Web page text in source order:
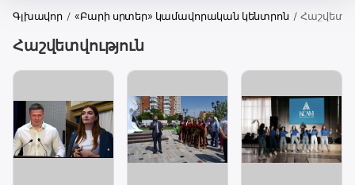
Գլխավոր «Բարի սրտեր» կամավորական կենտրոն
Հաշվետվություն